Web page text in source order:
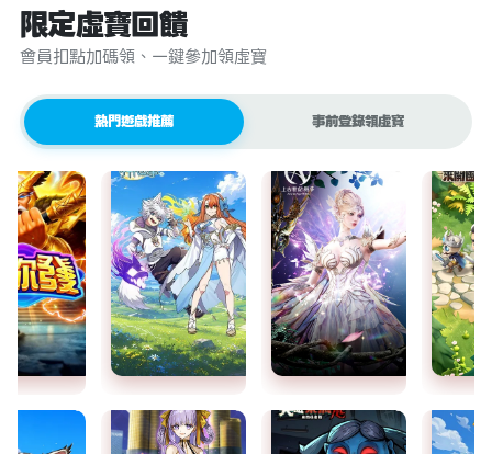
限定虛寶回饋
會員扣點加碼領、一鍵參加領虛寶
熱門遊戲推薦 事前登錄領虛寶